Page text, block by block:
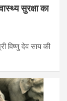
सुरक्षा का
विष्णु देव साय की